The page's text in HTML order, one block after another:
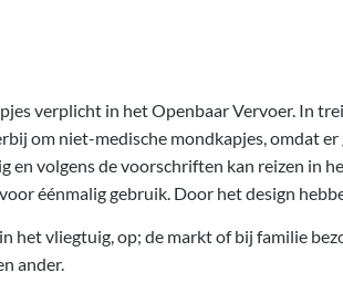
verplicht in het Openbaar Vervoer. In
om niet-medische mondkapjes, omdat
volgens de voorschriften kan reizen in
éénmalig gebruik. Door het design
vliegtuig, op; de markt of bij familie
ander.